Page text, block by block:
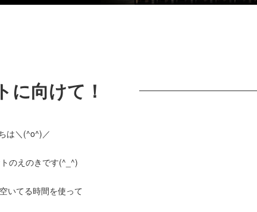
に向けて！
は＼(^o^)／
のえのきです(^_^)
いてる時間を使って